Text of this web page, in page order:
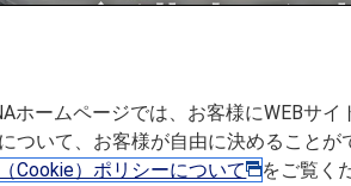
空港出発
旅行の準備 手荷物 お預かりす
ホームページでは、お客様にWEBサ
ついて、お客様が自由に決めること
Cookie）ポリシーについて
をご覧く